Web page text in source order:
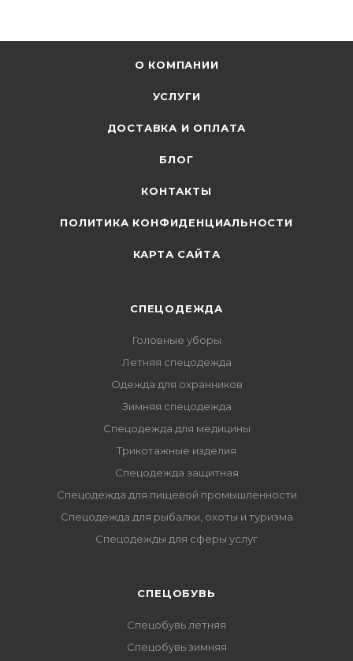
О КОМПАНИИ
УСЛУГИ
ДОСТАВКА И ОПЛАТА
БЛОГ
КОНТАКТЫ
ПОЛИТИКА КОНФИДЕНЦИАЛЬНОСТИ
КАРТА САЙТА
СПЕЦОДЕЖДА
Головные уборы
Летняя спецодежда
Одежда для охранников
Зимняя спецодежда
Спецодежда для медицины
Трикотажные изделия
Спецодежда защитная
Спецодежда для пищевой промышленности
Спецодежда для рыбалки, охоты и туризма
Спецодежды для сферы услуг
CПЕЦОБУВЬ
Спецобувь летняя
Спецобувь зимняя